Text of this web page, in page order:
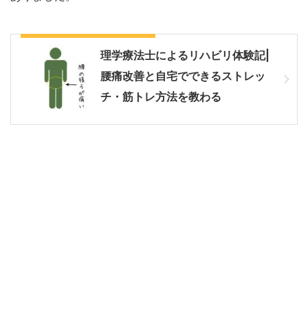
理学療法士によるリハビリ体験記|
腰痛改善と自宅でできるストレッ
チ・筋トレ方法を教わる